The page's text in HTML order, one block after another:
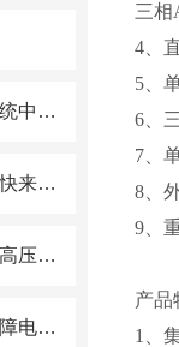
高压无线核相器在不同电力系统中的适用性如何？
三相电能表效验仪的精美设计快来看看
从实验室到现场：分体式直流高压发生器——电力检测领域的新宠
三倍频感应耐压试验装置：保障电力设备安全运行的重要工具
三
4、
5
6、
7、
8、
9、
产品
1、